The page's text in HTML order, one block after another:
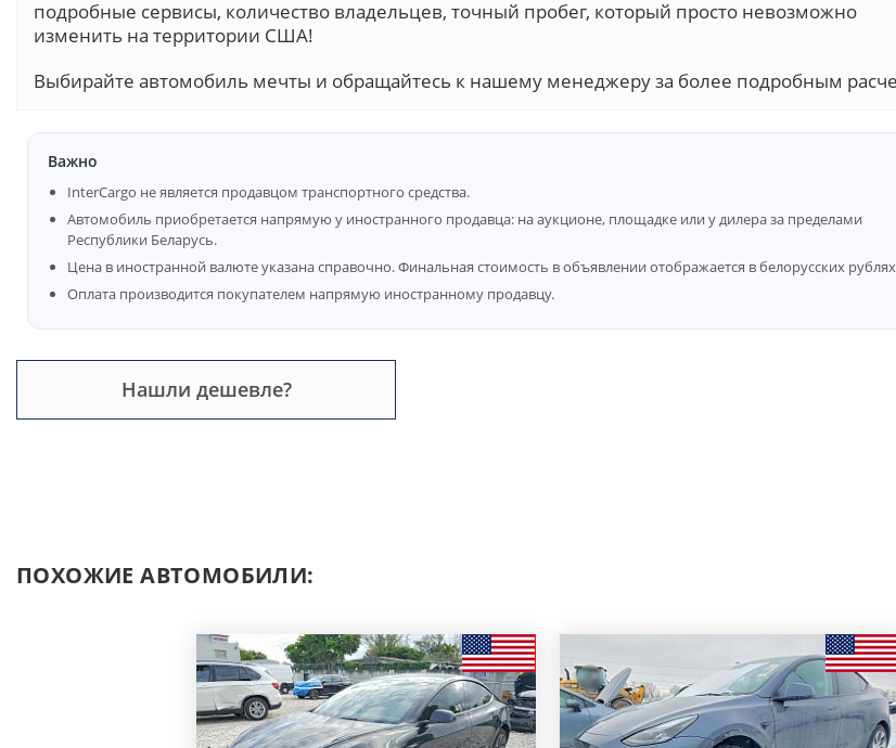
подробные сервисы, количество владельцев, точный пробег, который просто невозможно
изменить на территории США!
Выбирайте автомобиль мечты и обращайтесь к нашему менеджеру за более подробным
Важно
InterCargo не является продавцом транспортного средства.
Автомобиль приобретается напрямую у иностранного продавца: на аукционе, площадке или у дилера за пределами
Республики Беларусь.
Цена в иностранной валюте указана справочно. Финальная стоимость в объявлении отображается в белорусских
Оплата производится покупателем напрямую иностранному продавцу.
Нашли дешевле?
ПОХОЖИЕ АВТОМОБИЛИ: